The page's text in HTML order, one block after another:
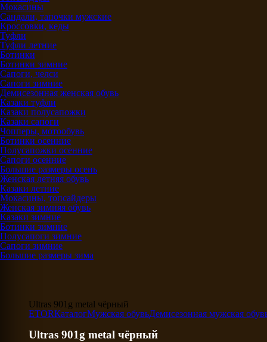
Мокасины
Сандали, тапочки мужские
Кроссовки, кеды
Туфли
Туфли летние
Ботинки
Ботинки зимние
Сапоги, челси
Сапоги зимние
Демисезонная женская обувь
Казаки туфли
Казаки полусапожки
Казаки сапоги
Чопперы, мотообувь
Ботинки осенние
Полусапожки осенние
Сапоги осенние
Большие размеры осень
Женская летняя обувь
Казаки летние
Мокасины, топсайдеры
Женская зимняя обувь
Казаки зимние
Ботинки зимние
Полусапоги зимние
Сапоги зимние
Большие размеры зима
Ultras 901g metal чёрный
ETORКаталогМужская обувьДемисезонная мужская
Ultras 901g metal чёрный